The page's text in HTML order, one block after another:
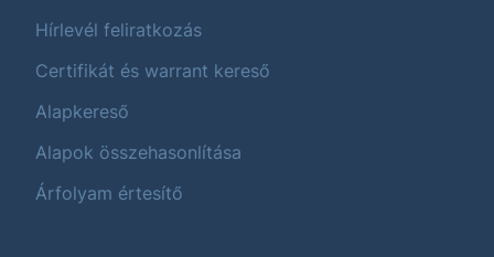
Hírlevél feliratkozás
Certifikát és warrant kereső
Alapkereső
Alapok összehasonlítása
Árfolyam értesítő